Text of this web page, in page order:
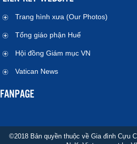
Trang hình xưa (Our Photos)
Tổng giáo phận Huế
Hội đồng Giám mục VN
Vatican News
FANPAGE
©2018 Bản quyền thuộc về Gia đình Cựu